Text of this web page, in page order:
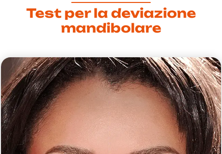
Test per la deviazione
mandibolare